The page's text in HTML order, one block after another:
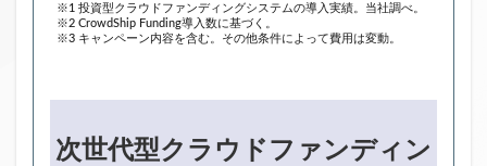
※1 投資型クラウドファンディングシステムの導入実績。当社調べ。
※2 CrowdShip Funding導入数に基づく。
※3 キャンペーン内容を含む。その他条件によって費用は変動。
次世代型クラウドファンディン